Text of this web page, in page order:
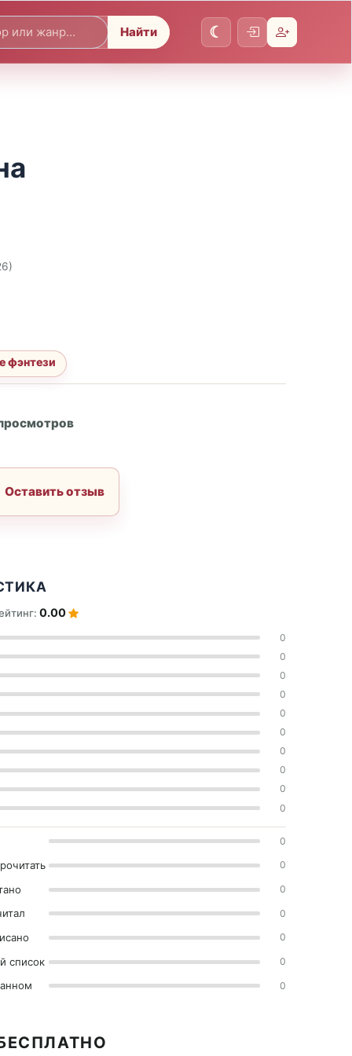
Найти
фэнтези
Оставить отзыв
0.00
0
0
0
0
0
0
0
0
0
0
0
0
0
0
0
список 0
0